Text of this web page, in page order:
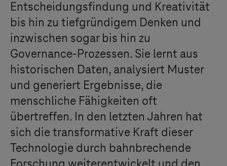
Entscheidungsfindung und Kreativität
bis hin zu tiefgründigem Denken und
inzwischen sogar bis hin zu
Governance-Prozessen. Sie lernt aus
historischen Daten, analysiert Muster
und generiert Ergebnisse, die
menschliche Fähigkeiten oft
übertreffen. In den letzten Jahren hat
sich die transformative Kraft dieser
Technologie durch bahnbrechende